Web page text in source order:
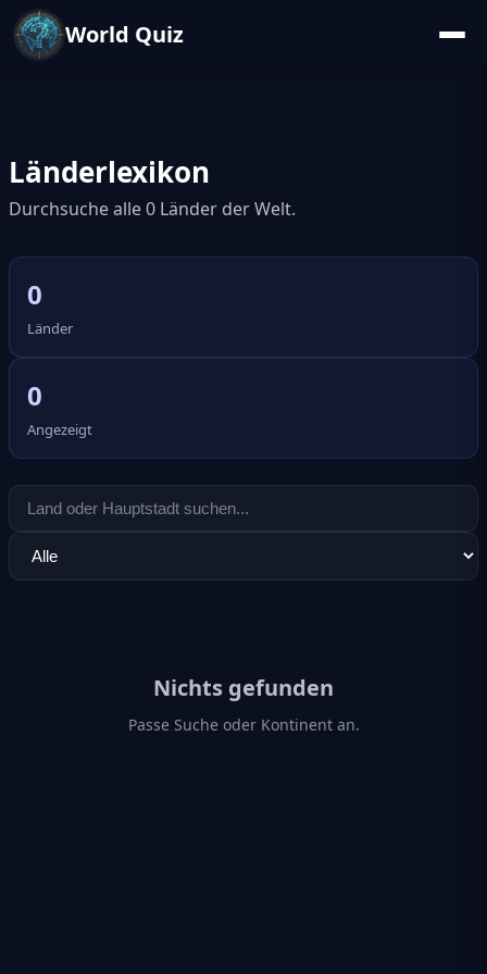
World Quiz
Länderlexikon
Durchsuche alle 0 Länder der Welt.
0
Länder
0
Angezeigt
Nichts gefunden
Passe Suche oder Kontinent an.